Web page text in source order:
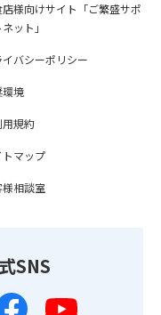
様向けサイト「ご繁盛サポ
ット」
イバシーポリシー
環境
用規約
トマップ
様相談室
SNS